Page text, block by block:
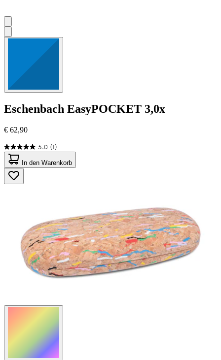
Eschenbach EasyPOCKET 3,0x
€ 62,90
5.0 (1)
5.0
von
5
Sternen.
1
In den Warenkorb